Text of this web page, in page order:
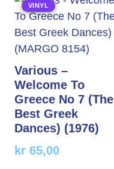
VINYL
Various –
Welcome To
Greece No 7 (The
Best Greek
Dances) (1976)
kr 65,00